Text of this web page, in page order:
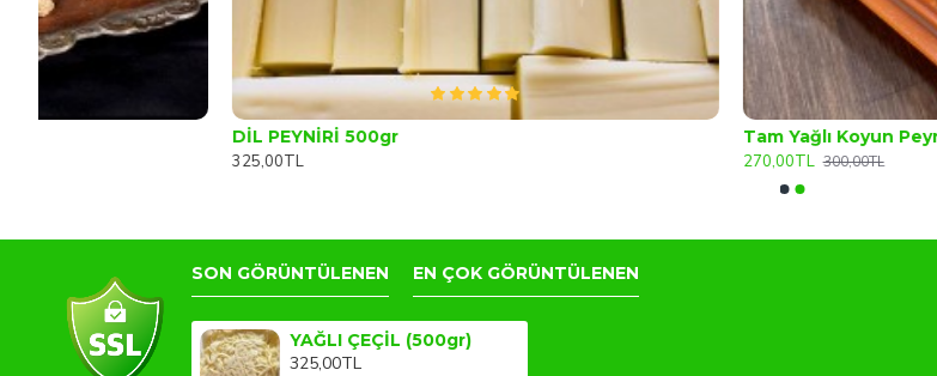
Tam Yağlı Koyun Peyniri 300 GR
SON GÖRÜNTÜLENEN EN ÇOK GÖRÜNTÜLENEN
YAĞLI ÇEÇİL (500gr)
325,00TL